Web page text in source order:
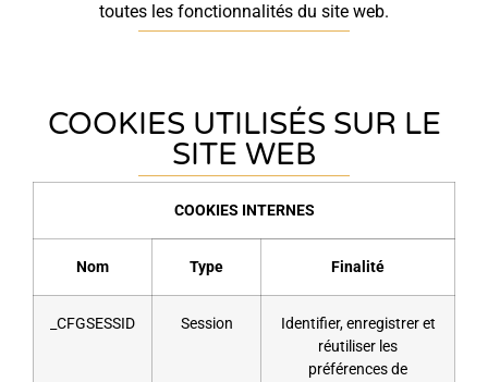
toutes les fonctionnalités du site web.
COOKIES UTILISÉS SUR LE
SITE WEB
COOKIES INTERNES
Nom Type Finalité
_CFGSESSID Session
Identifier, enregistrer et
réutiliser les
préférences de